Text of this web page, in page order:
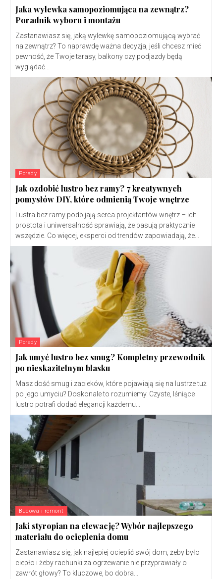
Jaka wylewka samopoziomująca na zewnątrz?
Poradnik wyboru i montażu
Zastanawiasz się, jaką wylewkę samopoziomującą wybrać
na zewnątrz? To naprawdę ważna decyzja, jeśli chcesz mieć
pewność, że Twoje tarasy, balkony czy podjazdy będą
wyglądać...
Porady
Jak ozdobić lustro bez ramy? 7 kreatywnych
pomysłów DIY, które odmienią Twoje wnętrze
Lustra bez ramy podbijają serca projektantów wnętrz – ich
prostota i uniwersalność sprawiają, że pasują praktycznie
wszędzie. Co więcej, eksperci od trendów zapowiadają, że...
Porady
Jak umyć lustro bez smug? Kompletny przewodnik
po nieskazitelnym blasku
Masz dość smug i zacieków, które pojawiają się na lustrze tuż
po jego umyciu? Doskonale to rozumiemy. Czyste, lśniące
lustro potrafi dodać elegancji każdemu...
Budowa i remont
Jaki styropian na elewację? Wybór najlepszego
materiału do ocieplenia domu
Zastanawiasz się, jak najlepiej ocieplić swój dom, żeby było
ciepło i żeby rachunki za ogrzewanie nie przyprawiały o
zawrót głowy? To kluczowe, bo dobra...